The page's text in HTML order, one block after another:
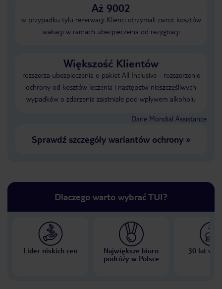
Aż 9002
w przypadku tylu rezerwacji Klienci otrzymali zwrot kosztów
wakacji w ramach ubezpieczenia od rezygnacji
Większość Klientów
rozszerza ubezpieczenia o pakiet All Inclusive - rozszerzenie
ochrony od kosztów leczenia i następstw nieszczęśliwych
wypadków o zdarzenia zaistniałe pod wpływem alkoholu
Dane Mondial Assistance
Sprawdź szczegóły wariantów ochrony»
Dlaczego warto wybrać TUI?
Lider niskich cen
Największe biuro
podróży w Polsce
30 lat w